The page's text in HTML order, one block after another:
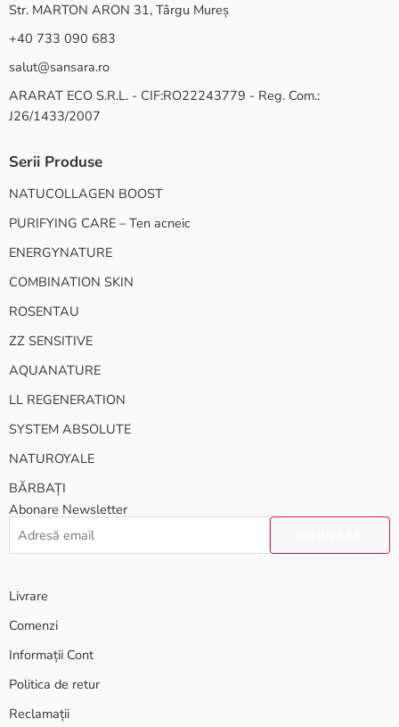
Str. MARTON ARON 31, Târgu Mureș
+40 733 090 683
salut@sansara.ro
ARARAT ECO S.R.L. - CIF:RO22243779 - Reg. Com.:
J26/1433/2007
Serii Produse
NATUCOLLAGEN BOOST
PURIFYING CARE – Ten acneic
ENERGYNATURE
COMBINATION SKIN
ROSENTAU
ZZ SENSITIVE
AQUANATURE
LL REGENERATION
SYSTEM ABSOLUTE
NATUROYALE
BĂRBAȚI
Abonare Newsletter
Livrare
Comenzi
Informații Cont
Politica de retur
Reclamații